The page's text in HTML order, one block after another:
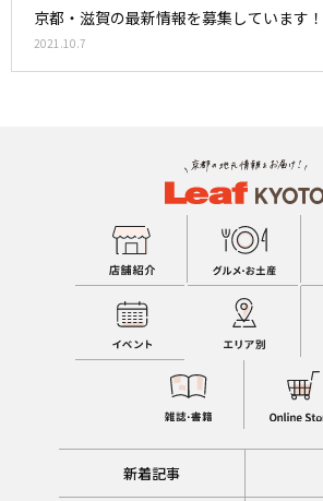
京都・滋賀の最新情報を募集しています！
2021.10.7
新着記事